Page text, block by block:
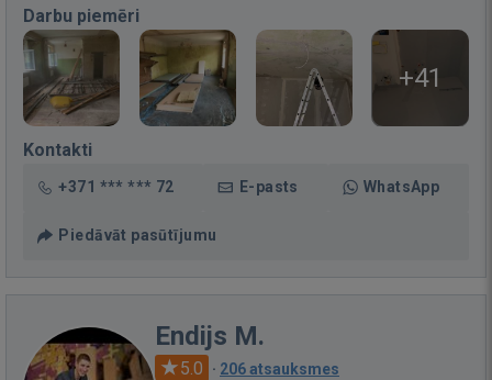
Darbu piemēri
+41
Kontakti
+371 *** *** 72 E-pasts WhatsApp
Piedāvāt pasūtījumu
Endijs M.
5.0 · 206 atsauksmes